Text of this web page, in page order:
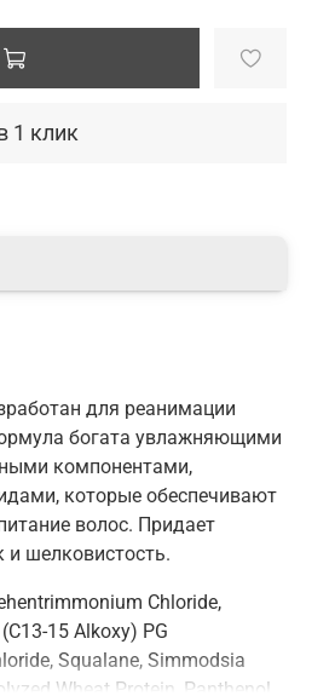
1 клик
для реанимации
богата увлажняющими
компонентами,
которые обеспечивают
волос. Придает
шелковистость.
Chloride,
15 Alkoxy) PG
Squalane, Simmodsia
Wheat Protein, Panthenol,